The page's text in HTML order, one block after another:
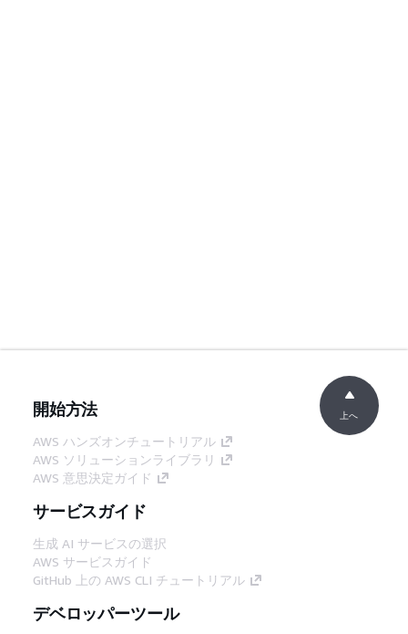
開始方法
AWS ハンズオンチュートリアル
AWS ソリューションライブラリ
AWS 意思決定ガイド
サービスガイド
生成 AI サービスの選択
AWS サービスガイド
GitHub 上の AWS CLI チュートリアル
デベロッパーツール
上へ